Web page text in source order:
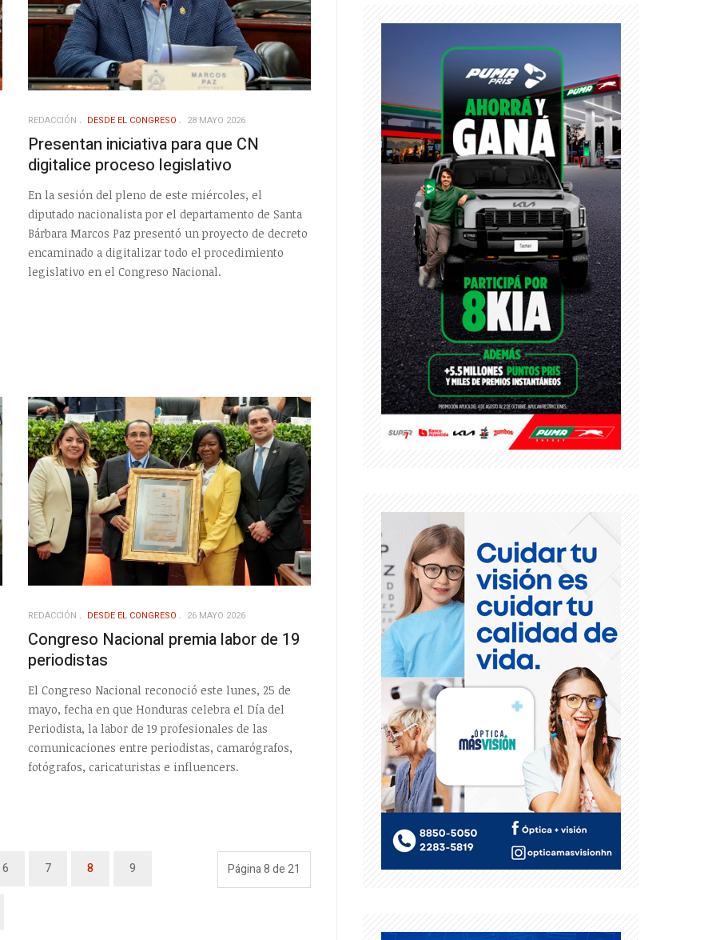
REDACCIÓN DESDE EL CONGRESO 28 MAYO 2026
Presentan iniciativa para que CN
digitalice proceso legislativo
En la sesión del pleno de este miércoles, el
diputado nacionalista por el departamento de Santa
Bárbara Marcos Paz presentó un proyecto de decreto
encaminado a digitalizar todo el procedimiento
legislativo en el Congreso Nacional.
REDACCIÓN DESDE EL CONGRESO 26 MAYO 2026
Congreso Nacional premia labor de 19
periodistas
El Congreso Nacional reconoció este lunes, 25 de
mayo, fecha en que Honduras celebra el Día del
Periodista, la labor de 19 profesionales de las
comunicaciones entre periodistas, camarógrafos,
fotógrafos, caricaturistas e influencers.
Página 8 de 21
6 7 8 9